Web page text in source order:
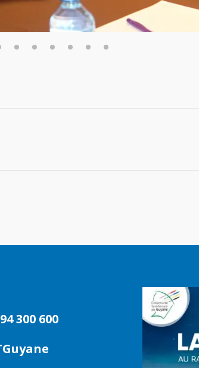
3 4 5 6 7 8 9
300 600